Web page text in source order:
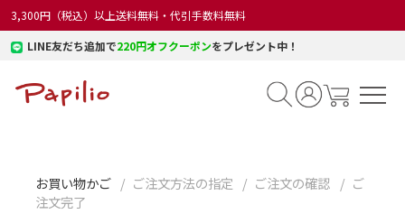
3,300円（税込）以上送料無料・代引手数料無料
LINE友だち追加で220円オフクーポンをプレゼント中！
お買い物かご ご注文方法の指定 ご注文の確認
ご
注文完了